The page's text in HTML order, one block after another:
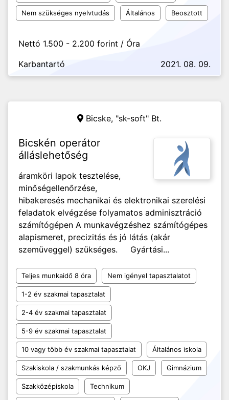
Nem szükséges nyelvtudás Általános Beosztott
Nettó 1.500 - 2.200 forint / Óra
Karbantartó
2021. 08. 09.
Bicske, "sk-soft" Bt.
Bicskén operátor
álláslehetőség
áramköri lapok tesztelése,
minőségellenőrzése,
hibakeresés mechanikai és elektronikai szerelési
feladatok elvégzése folyamatos adminisztráció
számítógépen A munkavégzéshez számítógépes
alapismeret, precizitás és jó látás (akár
szemüveggel) szükséges. Gyártási...
Teljes munkaidő 8 óra Nem igényel tapasztalatot
1-2 év szakmai tapasztalat
2-4 év szakmai tapasztalat
5-9 év szakmai tapasztalat
10 vagy több év szakmai tapasztalat Általános iskola
Szakiskola / szakmunkás képző OKJ Gimnázium
Szakközépiskola Technikum